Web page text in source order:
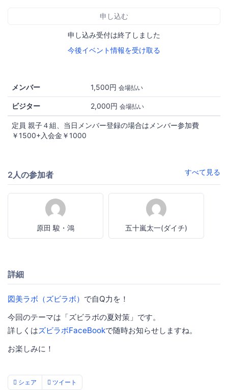
申し込む
申し込み受付は終了しました
今後イベント情報を受け取る
メンバー 1,500円 会場払い
ビジター 2,000円 会場払い
定員 親子４組、当日メンバー登録の場合はメンバー参加費
￥1500+入会金￥1000
2人の参加者 すべて見る
原田 駿・鴻 五十嵐太一(ダイチ)
詳細
図美ラボ（ズビラボ） で自Q力を！
今回のテーマは「ズビラボの夏対策」です。
詳しくはズビラボFaceBookで随時お知らせしますね。
お楽しみに！
シェア ツイート